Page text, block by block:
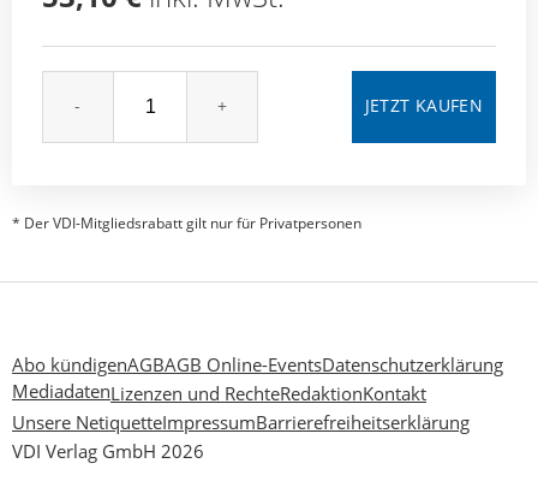
- +
* Der VDI-Mitgliedsrabatt gilt nur für Privatpersonen
Abo kündigenAGBAGB Online-EventsDatenschutzerklärung
MediadatenLizenzen und RechteRedaktionKontakt
Unsere NetiquetteImpressumBarrierefreiheitserklärung
VDI Verlag GmbH 2026